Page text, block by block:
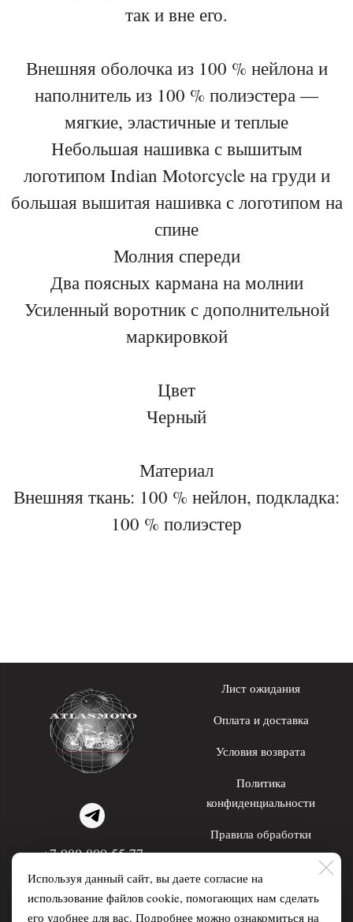
так и вне его.
Внешняя оболочка из 100 % нейлона и
наполнитель из 100 % полиэстера —
мягкие, эластичные и теплые
Небольшая нашивка с вышитым
логотипом Indian Motorcycle на груди и
большая вышитая нашивка с логотипом на
спине
Молния спереди
Два поясных кармана на молнии
Усиленный воротник с дополнительной
маркировкой
Цвет
Черный
Материал
Внешняя ткань: 100 % нейлон, подкладка:
100 % полиэстер
Используя данный сайт, вы даете согласие на
использование файлов cookie, помогающих нам сделать
его удобнее для вас. Подробнее можно ознакомиться на
+7 980 800 55 77
WhatsApp; Telegram
Лист ожидания
Оплата и доставка
Условия возврата
Политика
конфиденциальности
Правила обработки
персональных данных